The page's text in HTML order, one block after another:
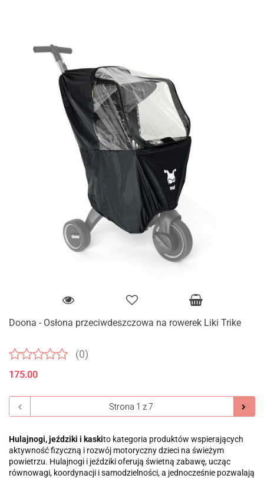
Doona - Osłona przeciwdeszczowa na rowerek Liki Trike
(0)
175.00
Hulajnogi, jeździki i kaskito kategoria produktów wspierających
aktywność fizyczną i rozwój motoryczny dzieci na świeżym
powietrzu. Hulajnogi i jeździki oferują świetną zabawę, ucząc
równowagi, koordynacji i samodzielności, a jednocześnie pozwalają